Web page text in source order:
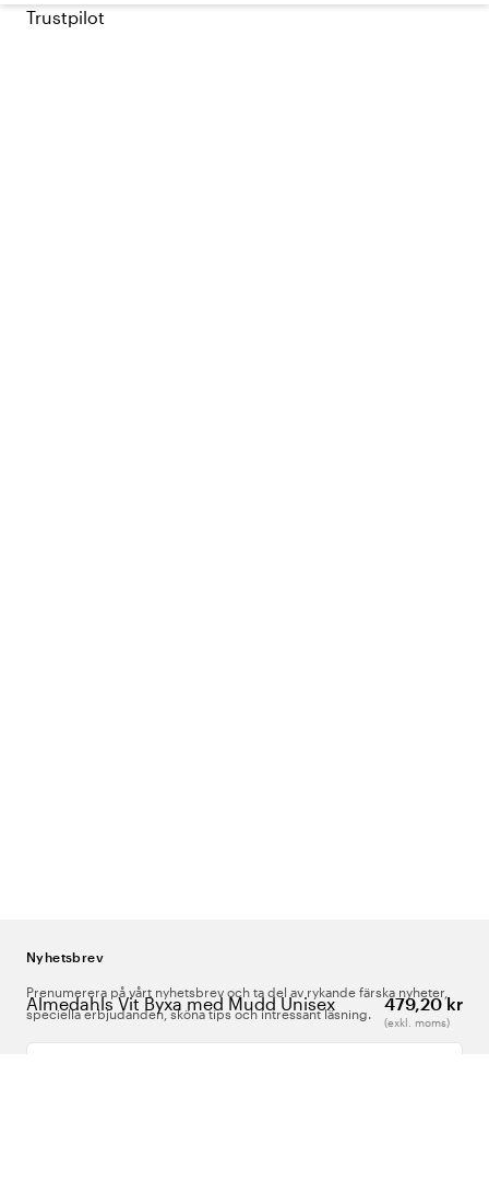
Almedahls Vit Byxa med Mudd Unisex 479,20 kr
(exkl. moms)
Trustpilot
Nyhetsbrev
Prenumerera på vårt nyhetsbrev och ta del av rykande färska nyheter,
speciella erbjudanden, sköna tips och intressant läsning.
Ange din e-postadress